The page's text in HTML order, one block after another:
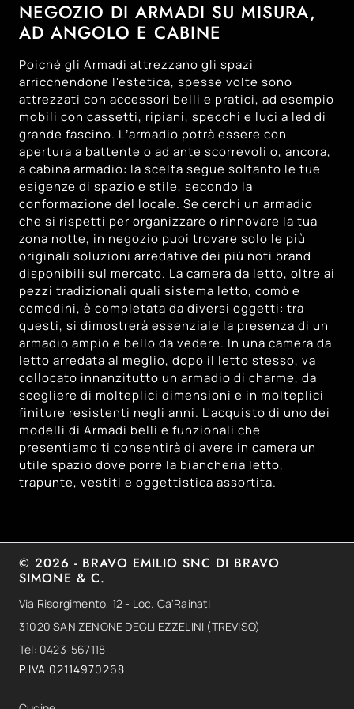
Padova
Trento
Venezia
Vicenza 120
NEGOZIO DI ARMADI SU MISURA,
AD ANGOLO E CABINE
Poiché gli Armadi attrezzano gli spazi
arricchendone l'estetica, spesse volte sono
attrezzati con accessori belli e pratici, ad esempio
mobili con cassetti, ripiani, specchi e luci a led di
grande fascino. L’armadio potrà essere con
apertura a battente o ad ante scorrevoli o, ancora,
a cabina armadio: la scelta segue soltanto le tue
esigenze di spazio e stile, secondo la
conformazione del locale. Se cerchi un armadio
che si rispetti per organizzare o rinnovare la tua
zona notte, in negozio puoi trovare solo le più
originali soluzioni arredative dei più noti brand
disponibili sul mercato. La camera da letto, oltre ai
pezzi tradizionali quali sistema letto, comò e
comodini, è completata da diversi oggetti: tra
questi, si dimostrerà essenziale la presenza di un
armadio ampio e bello da vedere. In una camera da
letto arredata al meglio, dopo il letto stesso, va
collocato innanzitutto un armadio di charme, da
scegliere di molteplici dimensioni e in molteplici
finiture resistenti negli anni. L'acquisto di uno dei
modelli di Armadi belli e funzionali che
presentiamo ti consentirà di avere in camera un
utile spazio dove porre la biancheria letto,
trapunte, vestiti e oggettistica assortita.
© 2026 - BRAVO EMILIO SNC DI BRAVO
SIMONE & C.
Via Risorgimento, 12 - Loc. Ca'Rainati
31020 SAN ZENONE DEGLI EZZELINI (TREVISO)
Tel: 0423-567118
P.IVA 02114970268